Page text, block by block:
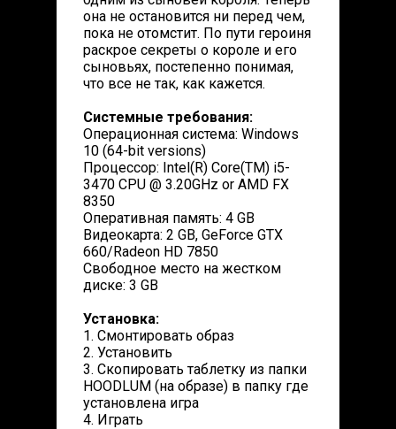
она не остановится ни перед чем,
пока не отомстит. По пути героиня
раскрое секреты о короле и его
сыновьях, постепенно понимая,
что все не так, как кажется.
Системные требования:
Операционная система: Windows
10 (64-bit versions)
Процессор: Intel(R) Core(TM) i5-
3470 CPU @ 3.20GHz or AMD FX
8350
Оперативная память: 4 GB
Видеокарта: 2 GB, GeForce GTX
660/Radeon HD 7850
Свободное место на жестком
диске: 3 GB
Установка:
1. Смонтировать образ
2. Установить
3. Скопировать таблетку из папки
HOODLUM (на образе) в папку где
установлена игра
4. Играть